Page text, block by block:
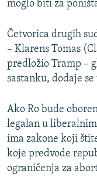
moglo biti za
Četvorica drugih
– Klarens Tomas
predložio Tramp –
sastanku, dodaje
Ako Ro bude
legalan u
ima zakone koji
koje predvode
ograničenja za